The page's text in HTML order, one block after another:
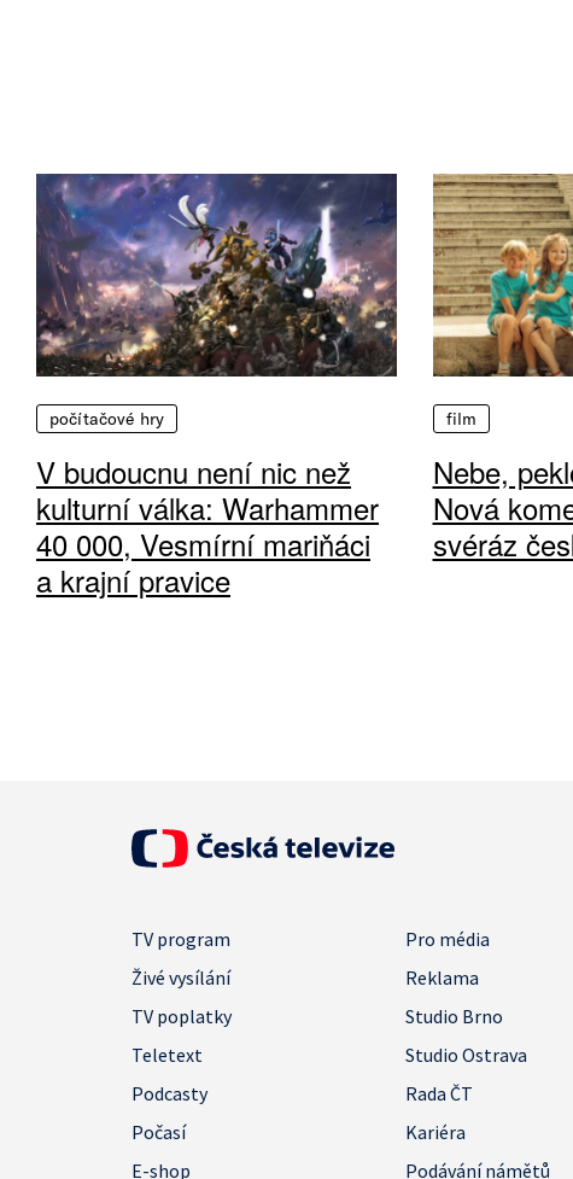
počítačové hry
V budoucnu není nic než
kulturní válka: Warhammer
40 000, Vesmírní mariňáci
a krajní pravice
film
Nebe,
Nová
svéráz
TV program
Pro média
Živé vysílání
Reklama
TV poplatky
Studio Brno
Teletext
Studio Ostrava
Podcasty
Rada ČT
Počasí
Kariéra
E-shop
Podávání námětů